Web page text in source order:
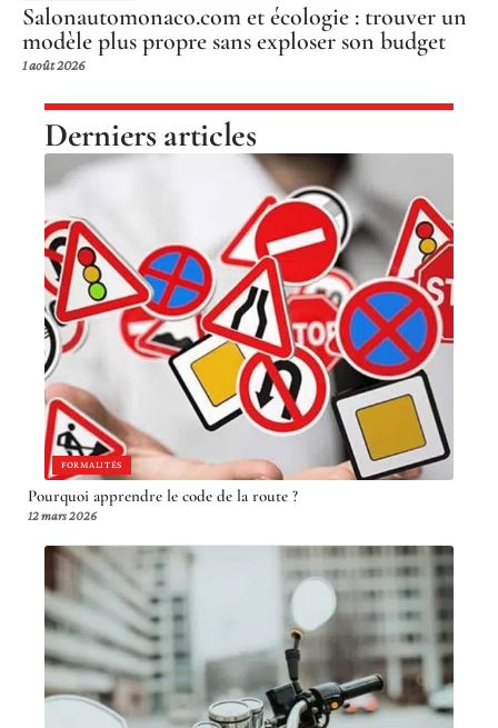
Salonautomonaco.com et écologie : trouver un
modèle plus propre sans exploser son budget
1 août 2026
Derniers articles
FORMALITÉS
Pourquoi apprendre le code de la route ?
12 mars 2026